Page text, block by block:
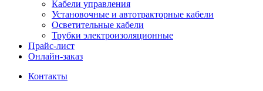
Кабели управления
Установочные и автотракторные кабели
Осветительные кабели
Трубки электроизоляционные
Прайс-лист
Онлайн-заказ
Контакты